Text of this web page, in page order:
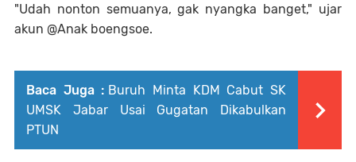
"Udah nonton semuanya, gak nyangka banget," ujar
akun @Anak boengsoe.
Baca Juga : Buruh Minta KDM Cabut SK
UMSK Jabar Usai Gugatan Dikabulkan
PTUN